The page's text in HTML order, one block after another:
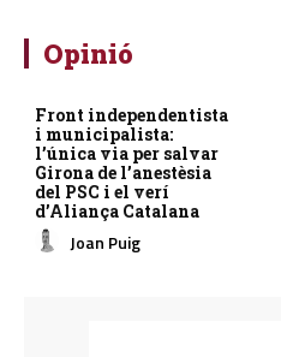
Opinió
Front independentista
i municipalista:
l’única via per salvar
Girona de l’anestèsia
del PSC i el verí
d’Aliança Catalana
Joan Puig